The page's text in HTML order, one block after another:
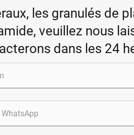
les granulés de
veuillez nous
dans les 24